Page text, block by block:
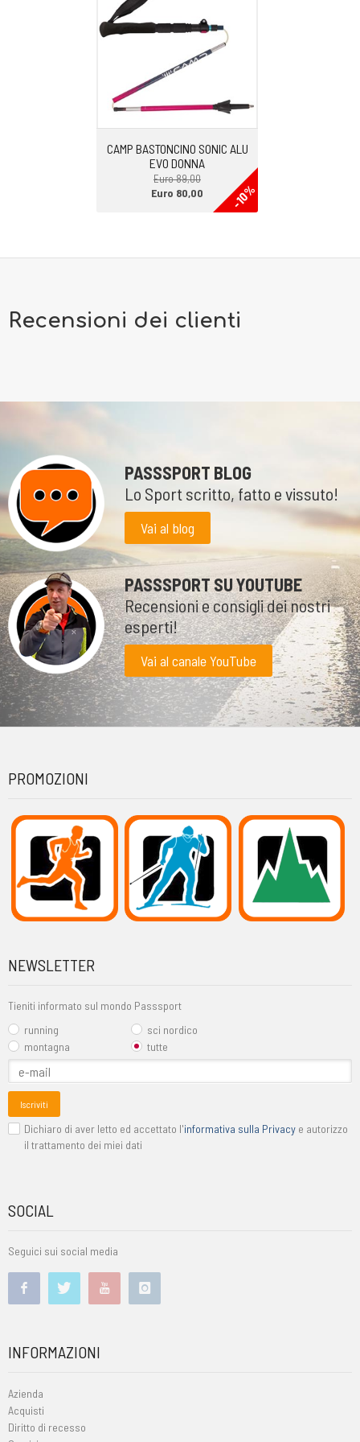
CAMP BASTONCINO SONIC ALU
EVO DONNA
Euro 89,00
-10%
Euro 80,00
Recensioni dei clienti
PASSSPORT BLOG
Lo Sport scritto, fatto e vissuto!
Vai al blog
PASSSPORT SU YOUTUBE
Recensioni e consigli dei nostri
esperti!
Vai al canale YouTube
PROMOZIONI
NEWSLETTER
Tieniti informato sul mondo Passsport
running
sci nordico
montagna
tutte
Iscriviti
Dichiaro di aver letto ed accettato l'informativa sulla Privacy e autorizzo
il trattamento dei miei dati
SOCIAL
Seguici sui social media
INFORMAZIONI
Azienda
Acquisti
Diritto di recesso